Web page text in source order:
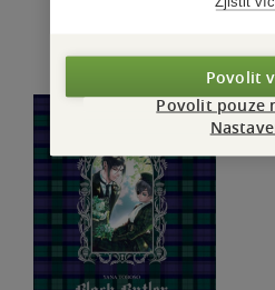
Povolit
Povolit pouze